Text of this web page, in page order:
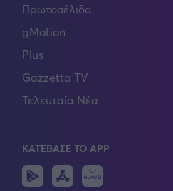
Πρωτοσέλιδα
gMotion
Plus
Gazzetta TV
Τελευταία Νέα
ΚΑΤΕΒΑΣΕ ΤΟ APP
Android
IOS